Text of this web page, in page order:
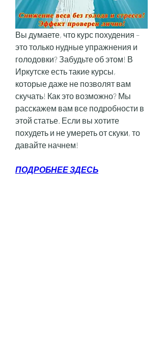
Вы думаете, что курс похудения –
это только нудные упражнения и
голодовки? Забудьте об этом! В
Иркутске есть такие курсы,
которые даже не позволят вам
скучать! Как это возможно? Мы
расскажем вам все подробности в
этой статье. Если вы хотите
похудеть и не умереть от скуки, то
давайте начнем!
ПОДРОБНЕЕ ЗДЕСЬ